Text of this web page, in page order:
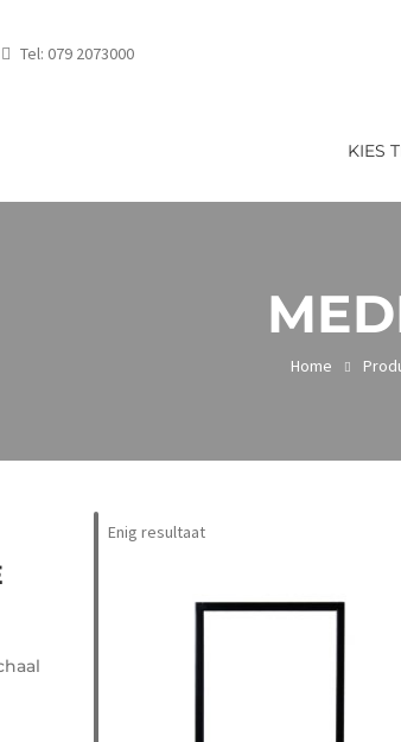
Tel: 079 2073000
KIES
Home
Enig resultaat